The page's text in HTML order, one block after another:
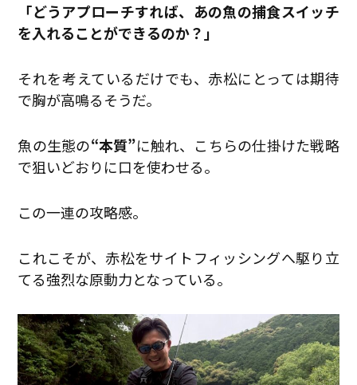
「どうアプローチすれば、あの魚の捕食スイッチ
を入れることができるのか？」
それを考えているだけでも、赤松にとっては期待
で胸が高鳴るそうだ。
魚の生態の“本質”に触れ、こちらの仕掛けた戦略
で狙いどおりに口を使わせる。
この一連の攻略感。
これこそが、赤松をサイトフィッシングへ駆り立
てる強烈な原動力となっている。